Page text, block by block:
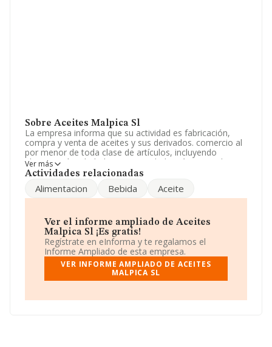
Sobre Aceites Malpica Sl
La empresa informa que su actividad es fabricación,
compra y venta de aceites y sus derivados. comercio al
por menor de toda clase de artículos, incluyendo
alimentación y bebidas. La sociedad está registrada
como Sociedad Limitada. Su CNAE corresponde a 1043
no tiene actividad en mercados exteriores.
al 2023 y según los datos a disposición de INFORMA, ha
tenido un número de empleados por debajo de la media
de sector.
Dentro del ranking de empresas elaborado por
INFORMA, atendiendo a los niveles de facturación,
podemos decir de la compañía que: en 2024, la
sectorial, pasando del 457 al 400. Tienen mejor posición
Ver más
Actividades relacionadas
Alimentacion Bebida Aceite
Ver el informe ampliado de Aceites
Malpica Sl ¡Es gratis!
Regístrate en eInforma y te regalamos el
Informe Ampliado de esta empresa.
VER INFORME AMPLIADO DE ACEITES
MALPICA SL